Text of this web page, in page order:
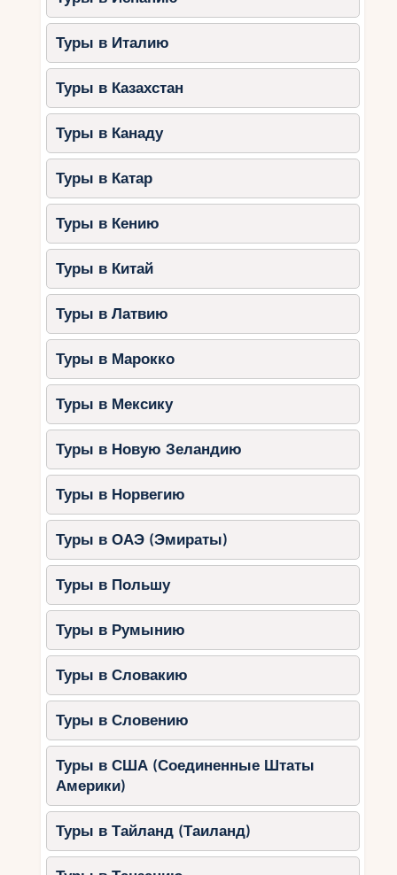
Туры в Италию
Туры в Казахстан
Туры в Канаду
Туры в Катар
Туры в Кению
Туры в Китай
Туры в Латвию
Туры в Марокко
Туры в Мексику
Туры в Новую Зеландию
Туры в Норвегию
Туры в ОАЭ (Эмираты)
Туры в Польшу
Туры в Румынию
Туры в Словакию
Туры в Словению
Туры в США (Соединенные Штаты
Америки)
Туры в Тайланд (Таиланд)